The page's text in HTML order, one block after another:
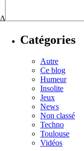
Δ
Catégories
Autre
Ce blog
Humeur
Insolite
Jeux
News
Non classé
Techno
Toulouse
Vidéos